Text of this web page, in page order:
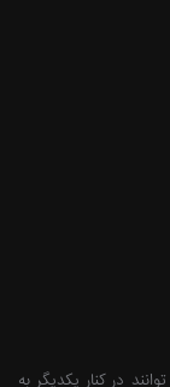
در کنار یکدیگر به